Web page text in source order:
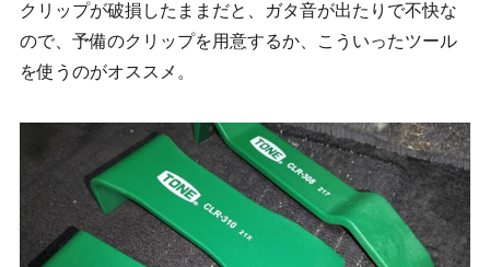
クリップが破損したままだと、ガタ音が出たりで不快な
ので、予備のクリップを用意するか、こういったツール
を使うのがオススメ。